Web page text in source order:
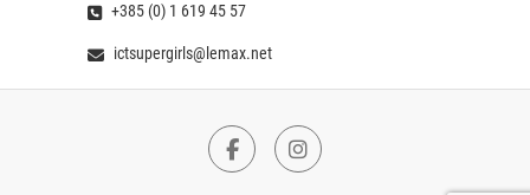
+385 (0) 1 619 45 57
ictsupergirls@lemax.net
FacebookInstagram